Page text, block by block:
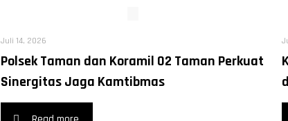
Juli 14, 2026
Polsek Taman dan Koramil 02 Taman Perkuat
Sinergitas Jaga Kamtibmas